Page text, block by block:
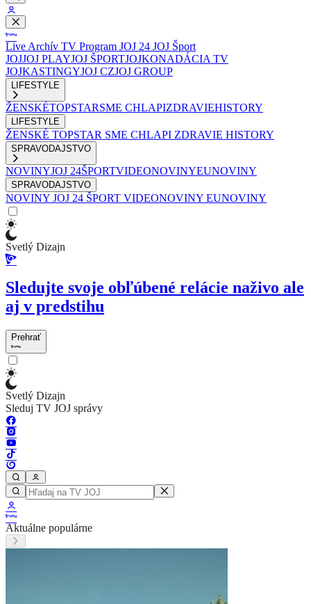
Live Archív TV Program JOJ 24 JOJ Šport
JOJJOJ PLAYJOJ ŠPORTJOJKONADÁCIA TV
JOJKASTINGYJOJ CZJOJ GROUP
LIFESTYLE
ŽENSKÉTOPSTARSME CHLAPIZDRAVIEHISTORY
LIFESTYLE
ŽENSKÉ TOPSTAR SME CHLAPI ZDRAVIE HISTORY
SPRAVODAJSTVO
NOVINYJOJ 24ŠPORTVIDEONOVINYEUNOVINY
SPRAVODAJSTVO
NOVINY JOJ 24 ŠPORT VIDEONOVINY EUNOVINY
Svetlý Dizajn
Sledujte svoje obľúbené relácie naživo ale
aj v predstihu
Prehrať
Svetlý Dizajn
Sleduj TV JOJ správy
Aktuálne populárne